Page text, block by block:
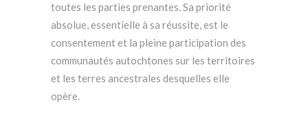
toutes les parties prenantes. Sa priorité
absolue, essentielle à sa réussite, est le
consentement et la pleine participation des
communautés autochtones sur les territoires
et les terres ancestrales desquelles elle
opère.